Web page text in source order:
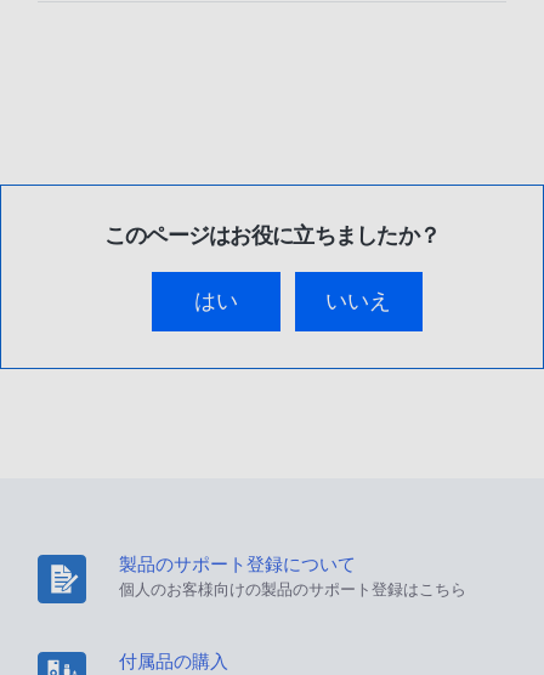
このページはお役に立ちましたか？
はい いいえ
製品のサポート登録について
個人のお客様向けの製品のサポート登録はこちら
付属品の購入